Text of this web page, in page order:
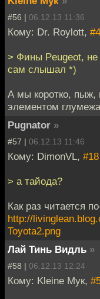
#56 | 06.12.13 11:36
Кому: Dr. Roylott,
> Фины Peugeot, не
сам слышал *)
А мы коротко, пыж,
элементом
Pugnator »
#57 | 06.12.13 11:46
Кому: DimonVL, #18
> а тайода?
Как раз читается
http://
Toyota2.png
Лай Тинь Видль »
#58 | 06.12.13 12:24
Кому: Kleine Мук,